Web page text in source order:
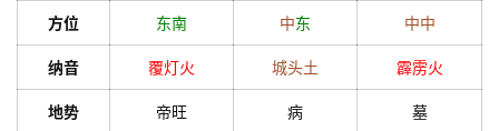
方位 东南 中东 中中
纳音 覆灯火 城头土 霹雳火
地势 帝旺 病 墓